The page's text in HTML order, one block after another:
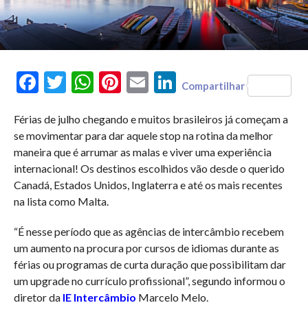
FacebookTwitterWhatsAppPinterest
Email LinkedIn
Compartilhar
Férias de julho chegando e muitos brasileiros já começam a
se movimentar para dar aquele stop na rotina da melhor
maneira que é arrumar as malas e viver uma experiência
internacional! Os destinos escolhidos vão desde o querido
Canadá, Estados Unidos, Inglaterra e até os mais recentes
na lista como Malta.
“É nesse período que as agências de intercâmbio recebem
um aumento na procura por cursos de idiomas durante as
férias ou programas de curta duração que possibilitam dar
um upgrade no currículo profissional”, segundo informou o
diretor da IE Intercâmbio Marcelo Melo.